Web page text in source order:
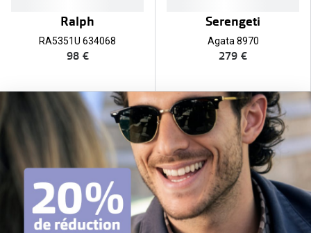
Ralph
RA5351U 634068
98 €
Serengeti
Agata 8970
279 €